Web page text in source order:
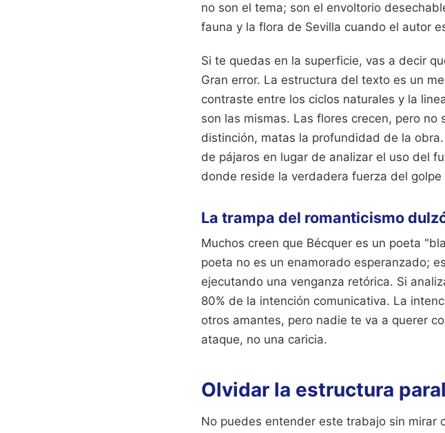
no son el tema; son el envoltorio
fauna y la flora de Sevilla cuando el autor
Si te quedas en la superficie, vas a decir
Gran error. La estructura del texto es un
contraste entre los ciclos naturales y la
son las mismas. Las flores crecen, pero
distinción, matas la profundidad de la
de pájaros en lugar de analizar el uso del
donde reside la verdadera fuerza del golpe
La trampa del romanticismo
Muchos creen que Bécquer es un poeta
poeta no es un enamorado esperanzado;
ejecutando una venganza retórica. Si
80% de la intención comunicativa. La
otros amantes, pero nadie te va a querer
ataque, no una caricia.
Olvidar la estructura
No puedes entender este trabajo sin mirar